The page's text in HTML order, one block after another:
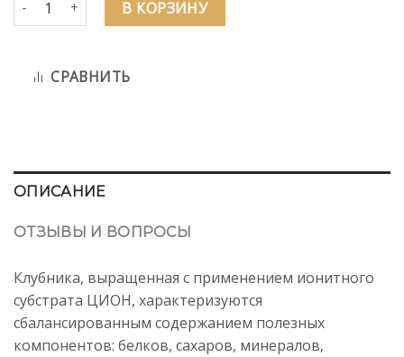
В КОРЗИНУ
СРАВНИТЬ
ОПИСАНИЕ
ОТЗЫВЫ И ВОПРОСЫ
Клубника, выращенная с применением ионитного
субстрата ЦИОН, характеризуются
сбалансированным содержанием полезных
компонентов: белков, сахаров, минералов,